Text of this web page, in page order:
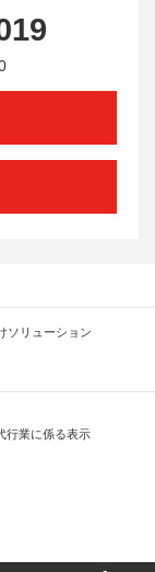
ソリューション
行業に係る表示